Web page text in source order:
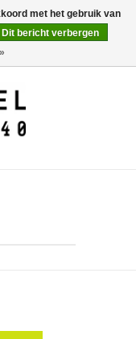
0 Artikelen - €0,00
met het gebruik van
Dit bericht verbergen